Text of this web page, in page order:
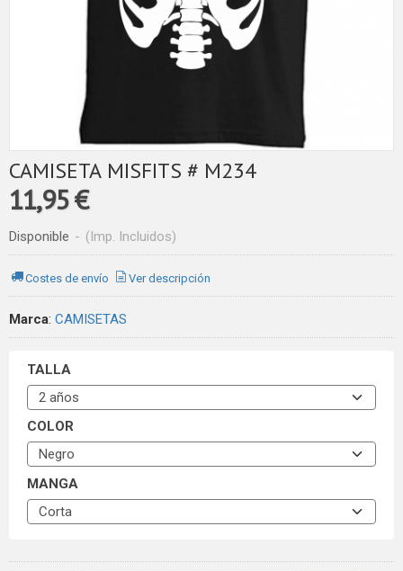
CAMISETA MISFITS # M234
11,95 €
Disponible - (Imp. Incluidos)
Costes de envío Ver descripción
Marca: CAMISETAS
TALLA
COLOR
MANGA